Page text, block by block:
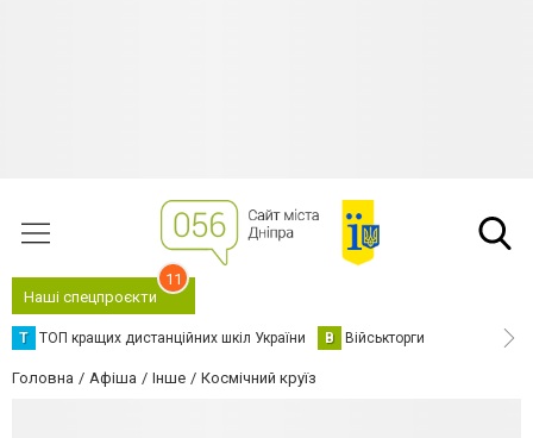
Наші спецпроєкти
11
Т ТОП кращих дистанційних шкіл України В Військторги
Головна Афіша Інше Космічний круїз